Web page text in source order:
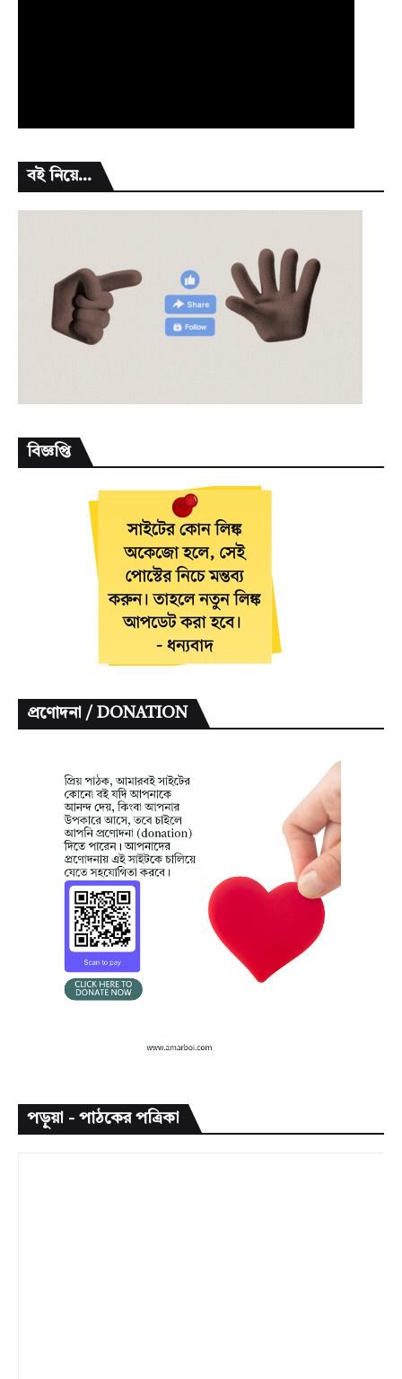
বই নিয়ে...
বিজ্ঞপ্তি
প্রণোদনা / DONATION
পড়ুয়া - পাঠকের পত্রিকা